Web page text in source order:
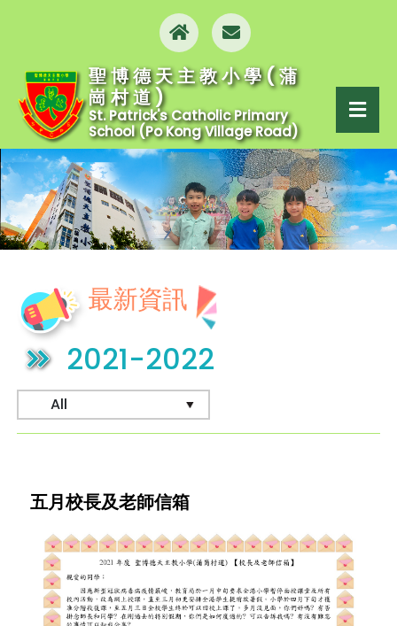
聖博德天主教小學(蒲
崗村道)
St. Patrick's Catholic Primary
School (Po Kong Village Road)
最新資訊
2021-2022
五月校長及老師信箱